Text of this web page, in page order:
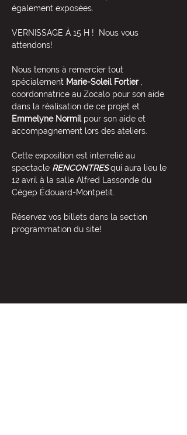
également exposées.
VERNISSAGE À 15 H !  Nous vous
attendons!
Nous tenons à remercier tout
spécialement Marie-Soleil Fortier ,
coordonnatrice au Zocalo pour son aide
dans la réalisation de ce projet et
Emmelyne Normil pour son aide et
accompagnement lors des ateliers.
Cette exposition est interrelié au
spectacle RENCONTRES qui aura lieu le
12 avril à la salle Alfred Lassonde du
Cégep Édouard-Montpetit.
Réservez vos billets dans la section
programmation du site!